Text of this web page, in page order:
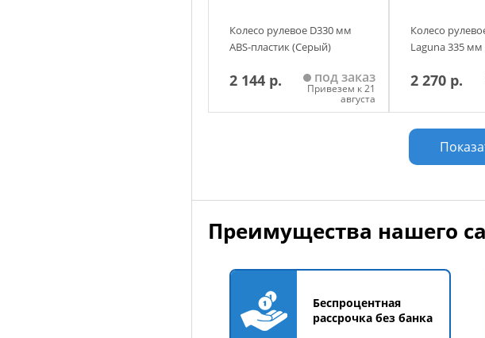
Колесо рулевое D330 мм
ABS-пластик (Серый)
2 144 р. под заказ
Привезем к 21
августа
Колесо
Laguna 335
2 270 р.
Добавить
Преимущества нашего
Беспроцентная
рассрочка без банка